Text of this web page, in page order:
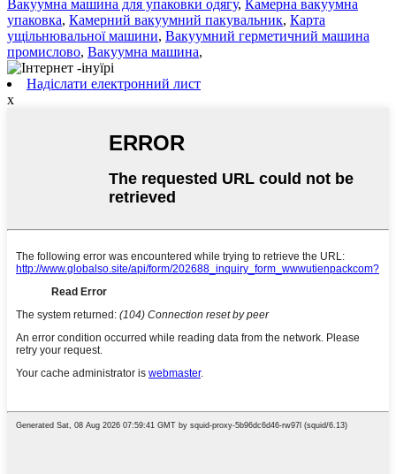
Вакуумна машина для упаковки одягу, Камерна вакуумна
упаковка, Камерний вакуумний пакувальник, Карта
ущільнювальної машини, Вакуумний герметичний машина
промислово, Вакуумна машина,
Надіслати електронний лист
x